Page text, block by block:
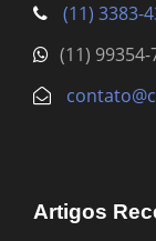
(11) 3383-
(11) 99354-
Artigos